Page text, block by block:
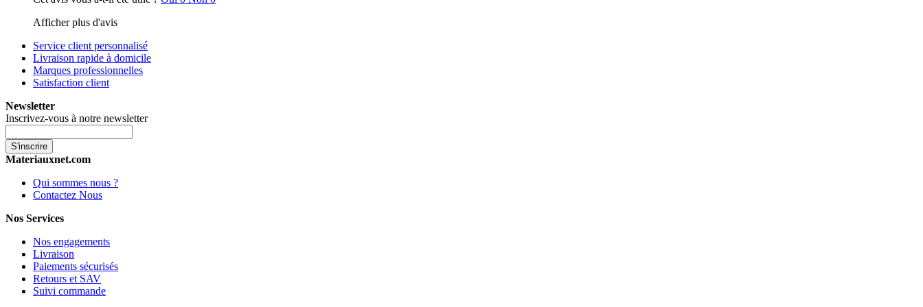
Afficher plus d'avis
Service client personnalisé
Livraison rapide à domicile
Marques professionnelles
Satisfaction client
Newsletter
Inscrivez-vous à notre newsletter
S'inscrire
Materiauxnet.com
Qui sommes nous ?
Contactez Nous
Nos Services
Nos engagements
Livraison
Paiements sécurisés
Retours et SAV
Suivi commande